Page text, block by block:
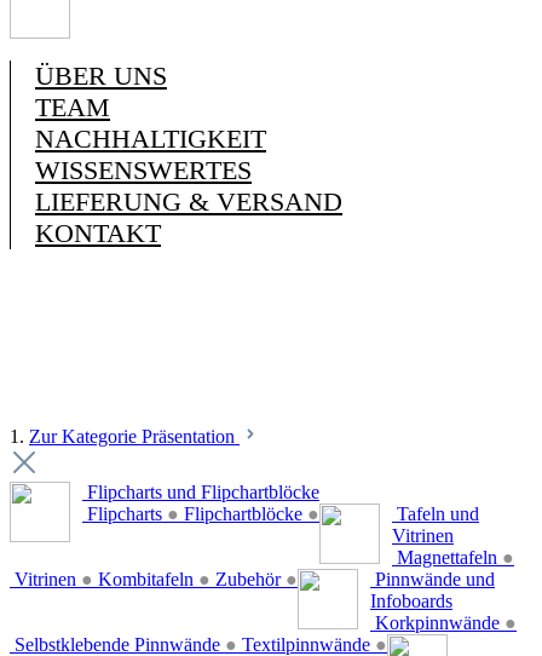
ÜBER UNS
TEAM
NACHHALTIGKEIT
WISSENSWERTES
LIEFERUNG & VERSAND
KONTAKT
1. Zur Kategorie Präsentation
Flipcharts und Flipchartblöcke
Flipcharts ● Flipchartblöcke ●
Tafeln und
Vitrinen
Magnettafeln ●
Vitrinen ● Kombitafeln ● Zubehör ●
Pinnwände und
Infoboards
Korkpinnwände ●
Selbstklebende Pinnwände ● Textilpinnwände ●